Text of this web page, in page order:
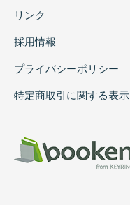
リンク
採用情報
プライバシーポリシー
特定商取引に関する表示